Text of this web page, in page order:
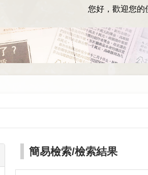
您好，歡迎您的
簡易檢索/檢索結果